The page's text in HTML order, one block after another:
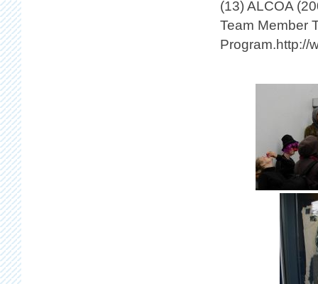
(13) ALCOA
Team Member
Program.http://